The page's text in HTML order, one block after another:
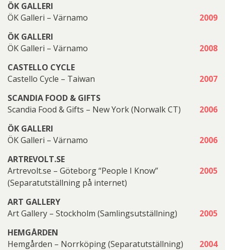
ÖK GALLERI
ÖK Galleri – Värnamo
2009
ÖK GALLERI
ÖK Galleri – Värnamo
2008
CASTELLO CYCLE
Castello Cycle – Taiwan
2007
SCANDIA FOOD & GIFTS
Scandia Food & Gifts – New York (Norwalk CT)
2006
ÖK GALLERI
ÖK Galleri – Värnamo
2006
ARTREVOLT.SE
Artrevolt.se – Göteborg “People I Know”
(Separatutställning på internet)
2005
ART GALLERY
Art Gallery – Stockholm (Samlingsutställning)
2005
HEMGÅRDEN
Hemgården – Norrköping (Separatutställning)
2004